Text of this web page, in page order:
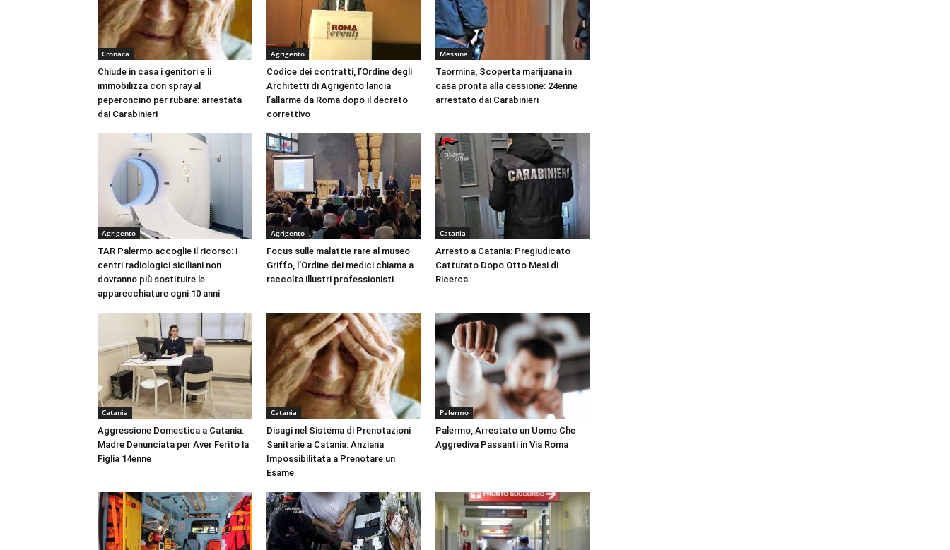
Cronaca
Chiude in casa i genitori e li
immobilizza con spray al
peperoncino per rubare: arrestata
dai Carabinieri
Agrigento
Codice dei contratti, l’Ordine degli
Architetti di Agrigento lancia
l’allarme da Roma dopo il decreto
correttivo
Messina
Taormina, Scoperta marijuana in
casa pronta alla cessione: 24enne
arrestato dai Carabinieri
Agrigento
TAR Palermo accoglie il ricorso: i
centri radiologici siciliani non
dovranno più sostituire le
apparecchiature ogni 10 anni
Agrigento
Focus sulle malattie rare al museo
Griffo, l’Ordine dei medici chiama a
raccolta illustri professionisti
Catania
Arresto a Catania: Pregiudicato
Catturato Dopo Otto Mesi di
Ricerca
Catania
Aggressione Domestica a Catania:
Madre Denunciata per Aver Ferito la
Figlia 14enne
Catania
Disagi nel Sistema di Prenotazioni
Sanitarie a Catania: Anziana
Impossibilitata a Prenotare un
Esame
Palermo
Palermo, Arrestato un Uomo Che
Aggrediva Passanti in Via Roma